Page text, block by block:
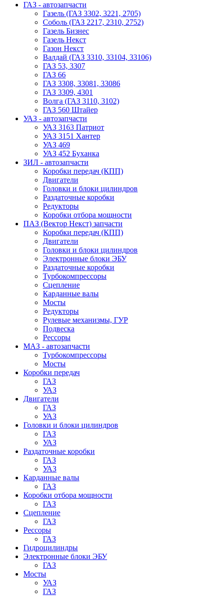
ГАЗ - автозапчасти
Газель (ГАЗ 3302, 3221, 2705)
Соболь (ГАЗ 2217, 2310, 2752)
Газель Бизнес
Газель Некст
Газон Некст
Валдай (ГАЗ 3310, 33104, 33106)
ГАЗ 53, 3307
ГАЗ 66
ГАЗ 3308, 33081, 33086
ГАЗ 3309, 4301
Волга (ГАЗ 3110, 3102)
ГАЗ 560 Штайер
УАЗ - автозапчасти
УАЗ 3163 Патриот
УАЗ 3151 Хантер
УАЗ 469
УАЗ 452 Буханка
ЗИЛ - автозапчасти
Коробки передач (КПП)
Двигатели
Головки и блоки цилиндров
Раздаточные коробки
Редукторы
Коробки отбора мощности
ПАЗ (Вектор Некст) запчасти
Коробки передач (КПП)
Двигатели
Головки и блоки цилиндров
Электронные блоки ЭБУ
Раздаточные коробки
Турбокомпрессоры
Сцепление
Карданные валы
Мосты
Редукторы
Рулевые механизмы, ГУР
Подвеска
Рессоры
МАЗ - автозапчасти
Турбокомпрессоры
Мосты
Коробки передач
ГАЗ
УАЗ
Двигатели
ГАЗ
УАЗ
Головки и блоки цилиндров
ГАЗ
УАЗ
Раздаточные коробки
ГАЗ
УАЗ
Карданные валы
ГАЗ
Коробки отбора мощности
ГАЗ
Сцепление
ГАЗ
Рессоры
ГАЗ
Гидроцилиндры
Электронные блоки ЭБУ
ГАЗ
Мосты
УАЗ
ГАЗ